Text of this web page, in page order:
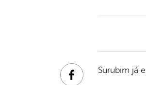
Surubim já
Facebook